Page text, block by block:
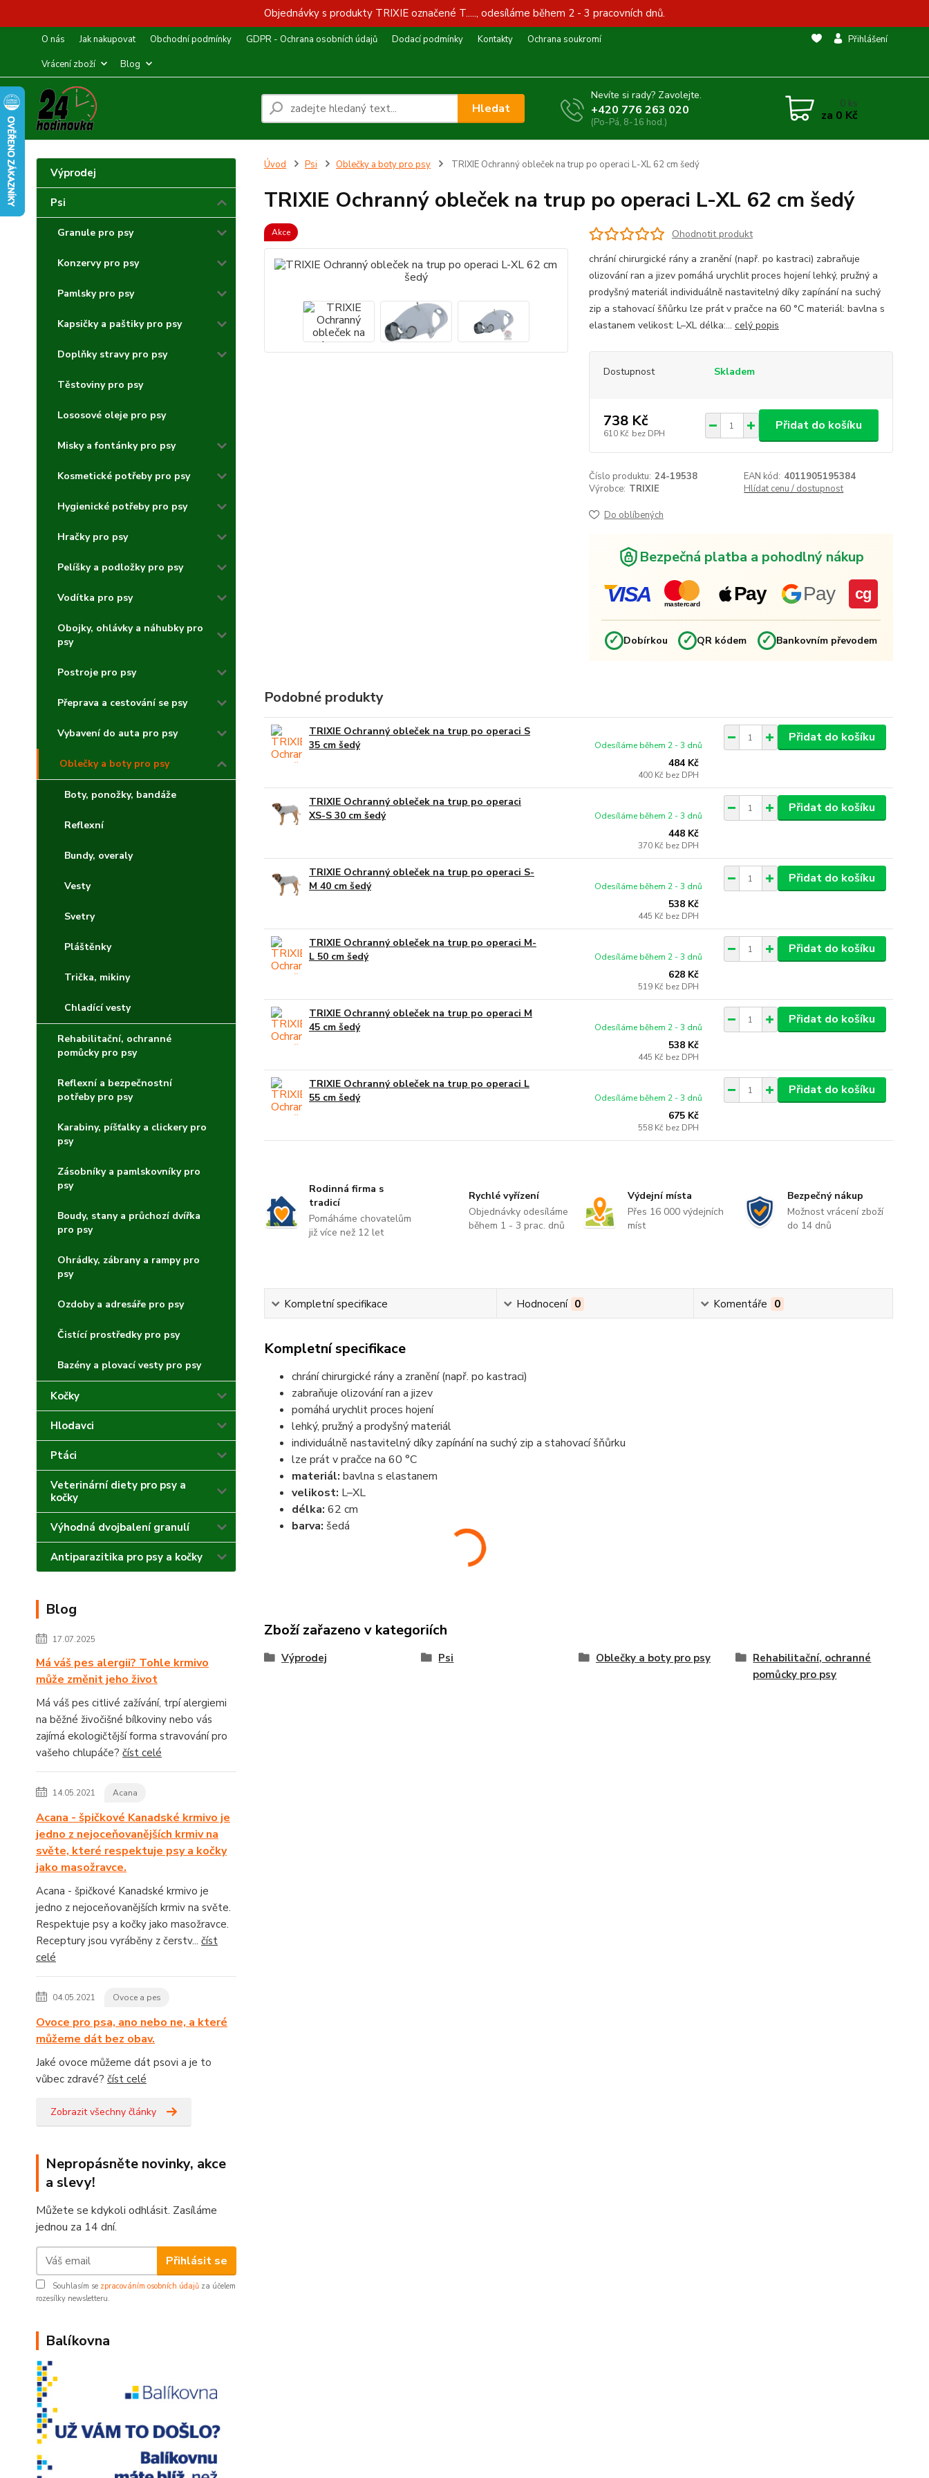
Objednávky s produkty TRIXIE označené T....., odesíláme během 2 - 3 pracovních dnů.
O nás Jak nakupovat Obchodní podmínky GDPR - Ochrana osobních údajů Dodací podmínky Kontakty
Ochrana soukromí
Vrácení zboží
Blog
Přihlášení
Hledat
Nevíte si rady? Zavolejte.
+420 776 263 020
(Po-Pá, 8-16 hod.)
0 ks
za 0 Kč
Výprodej
Psi
Granule pro psy
Konzervy pro psy
Pamlsky pro psy
Kapsičky a paštiky pro psy
Doplňky stravy pro psy
Těstoviny pro psy
Lososové oleje pro psy
Misky a fontánky pro psy
Kosmetické potřeby pro psy
Hygienické potřeby pro psy
Hračky pro psy
Pelíšky a podložky pro psy
Vodítka pro psy
Obojky, ohlávky a náhubky pro
psy
Postroje pro psy
Přeprava a cestování se psy
Vybavení do auta pro psy
Oblečky a boty pro psy
Boty, ponožky, bandáže
Reflexní
Bundy, overaly
Vesty
Svetry
Pláštěnky
Trička, mikiny
Chladící vesty
Rehabilitační, ochranné
pomůcky pro psy
Reflexní a bezpečnostní
potřeby pro psy
Karabiny, píšťalky a clickery pro
psy
Zásobníky a pamlskovníky pro
psy
Boudy, stany a průchozí dvířka
pro psy
Ohrádky, zábrany a rampy pro
psy
Ozdoby a adresáře pro psy
Čistící prostředky pro psy
Bazény a plovací vesty pro psy
Kočky
Hlodavci
Ptáci
Veterinární diety pro psy a
kočky
Výhodná dvojbalení granulí
Antiparazitika pro psy a kočky
Blog
17.07.2025
Má váš pes alergii? Tohle krmivo
může změnit jeho život
Má váš pes citlivé zažívání, trpí alergiemi
na běžné živočišné bílkoviny nebo vás
zajímá ekologičtější forma stravování pro
vašeho chlupáče? číst celé
14.05.2021 Acana
Acana - špičkové Kanadské krmivo je
jedno z nejoceňovanějších krmiv na
světe, které respektuje psy a kočky
jako masožravce.
Acana - špičkové Kanadské krmivo je
jedno z nejoceňovanějších krmiv na světe.
Respektuje psy a kočky jako masožravce.
Receptury jsou vyráběny z čerstv... číst
celé
04.05.2021 Ovoce a pes
Ovoce pro psa, ano nebo ne, a které
můžeme dát bez obav.
Jaké ovoce můžeme dát psovi a je to
vůbec zdravé? číst celé
Zobrazit všechny články
Nepropásněte novinky, akce
a slevy!
Můžete se kdykoli odhlásit. Zasíláme
jednou za 14 dní.
Přihlásit se
Souhlasím se zpracováním osobních údajů za účelem
rozesílky newsletteru.
Balíkovna
Úvod Psi Oblečky a boty pro psy TRIXIE Ochranný obleček na trup po operaci L-XL 62 cm šedý
TRIXIE Ochranný obleček na trup po operaci L-XL 62 cm šedý
Akce
Ohodnotit produkt
chrání chirurgické rány a zranění (např. po kastraci) zabraňuje
olizování ran a jizev pomáhá urychlit proces hojení lehký, pružný a
prodyšný materiál individuálně nastavitelný díky zapínání na suchý
zip a stahovací šňůrku lze prát v pračce na 60 °C materiál: bavlna s
elastanem velikost: L–XL délka:... celý popis
Dostupnost Skladem
738 Kč
610 Kč bez DPH
Přidat do košíku
Číslo produktu: 24-19538 EAN kód: 4011905195384
Výrobce: TRIXIE Hlídat cenu / dostupnost
Do oblíbených
Bezpečná platba a pohodlný nákup
VISA mastercard Pay Pay cg
✓ Dobírkou ✓ QR kódem ✓ Bankovním převodem
Podobné produkty
TRIXIE Ochranný obleček na trup po operaci S
35 cm šedý
484 Kč
400 Kč bez DPH
Odesíláme během 2 - 3 dnů
Přidat do košíku
TRIXIE Ochranný obleček na trup po operaci
XS-S 30 cm šedý
448 Kč
370 Kč bez DPH
Odesíláme během 2 - 3 dnů
Přidat do košíku
TRIXIE Ochranný obleček na trup po operaci S-
M 40 cm šedý
538 Kč
445 Kč bez DPH
Odesíláme během 2 - 3 dnů
Přidat do košíku
TRIXIE Ochranný obleček na trup po operaci M-
L 50 cm šedý
628 Kč
519 Kč bez DPH
Odesíláme během 2 - 3 dnů
Přidat do košíku
TRIXIE Ochranný obleček na trup po operaci M
45 cm šedý
538 Kč
445 Kč bez DPH
Odesíláme během 2 - 3 dnů
Přidat do košíku
TRIXIE Ochranný obleček na trup po operaci L
55 cm šedý
675 Kč
558 Kč bez DPH
Odesíláme během 2 - 3 dnů
Přidat do košíku
Rodinná firma s
tradicí
Pomáháme chovatelům
již více než 12 let
Rychlé vyřízení
Objednávky odesíláme
během 1 - 3 prac. dnů
Výdejní místa
Přes 16 000 výdejních
míst
Bezpečný nákup
Možnost vrácení zboží
do 14 dnů
Kompletní specifikace Hodnocení 0 Komentáře 0
Kompletní specifikace
chrání chirurgické rány a zranění (např. po kastraci)
zabraňuje olizování ran a jizev
pomáhá urychlit proces hojení
lehký, pružný a prodyšný materiál
individuálně nastavitelný díky zapínání na suchý zip a stahovací šňůrku
lze prát v pračce na 60 °C
materiál: bavlna s elastanem
velikost: L–XL
délka: 62 cm
barva: šedá
Zboží zařazeno v kategoriích
Výprodej Psi Oblečky a boty pro psy
Rehabilitační, ochranné
pomůcky pro psy